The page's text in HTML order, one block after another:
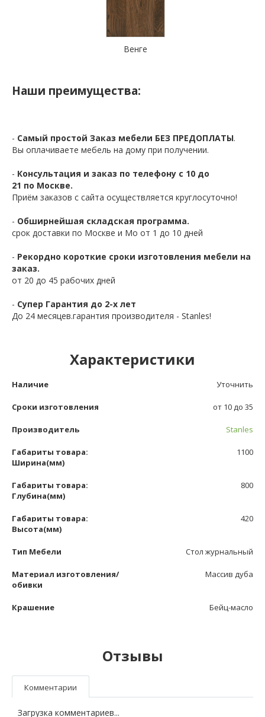
Венге
Наши преимущества:
- Самый простой Заказ мебели БЕЗ ПРЕДОПЛАТЫ.
Вы оплачиваете мебель на дому при получении.
- Консультация и заказ по телефону с 10 до
21 по Москве.
Приём заказов с сайта осуществляется круглосуточно!
- Обширнейшая складская программа.
срок доставки по Москве и Мо от 1 до 10 дней
- Рекордно короткие сроки изготовления мебели на
заказ.
от 20 до 45 рабочих дней
- Супер Гарантия до 2-х лет
До 24 месяцев.гарантия производителя - Stanles!
Характеристики
Наличие Уточнить
Сроки изготовления от 10 до 35
Производитель Stanles
Габариты товара:
Ширина(мм)
1100
Габариты товара:
Глубина(мм)
800
Габариты товара:
Высота(мм)
420
Тип Мебели Стол журнальный
Материал изготовления/
обивки
Массив дуба
Крашение Бейц-масло
Отзывы
Комментарии
Загрузка комментариев...